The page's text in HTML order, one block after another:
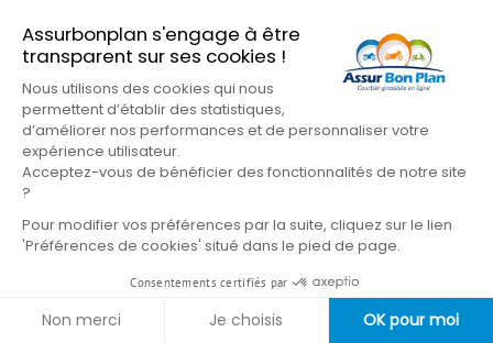
Assurbonplan s'engage à être
transparent sur ses cookies !
Nous utilisons des cookies qui nous
permettent d’établir des statistiques,
d’améliorer nos performances et de personnaliser votre
expérience utilisateur.
Acceptez-vous de bénéficier des fonctionnalités de notre site
?
Pour modifier vos préférences par la suite, cliquez sur le lien
'Préférences de cookies' situé dans le pied de page.
Consentements certifiés par
Non merci Je choisis OK pour moi
Assurance YAMAHA 1300 XJR
Assurance YAMAHA 1300 XJR SP
Assurance YAMAHA 1300 XVS MIDNIGHT STAR
Assurance YAMAHA 1300 XVS MIDNIGHT STAR
Assurance YAMAHA 1300 XVZ VENTURE
Assurance YAMAHA 1300 XVZ ROYAL STAR
VENTURE